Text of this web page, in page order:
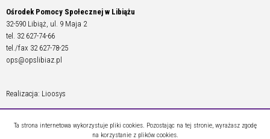
Ośrodek Pomocy Społecznej w Libiążu
32-590 Libiąż, ul. 9 Maja 2
tel. 32 627-74-66
tel./fax 32 627-78-25
ops@opslibiaz.pl
Realizacja: Lioosys
Ta strona internetowa wykorzystuje pliki cookies. Pozostając na tej stronie, wyrażasz zgodę
na korzystanie z plików cookies.